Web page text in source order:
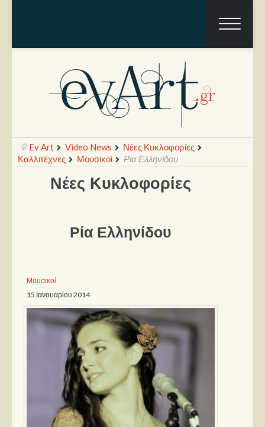
Ραπόρτο
Θέατρο
Παρουσιάσεις
Δίσκοι
Σειρές
Ταινίες
Βιβλία
Video News
Καλλιτέχνες
Ev Art Video News
Νέες Κυκλοφορίες
Καλλιτέχνες
Μουσικοί Ρία Ελληνίδου
Νέες Κυκλοφορίες
Ρία Ελληνίδου
Μουσικοί
15 Ιανουαρίου 2014